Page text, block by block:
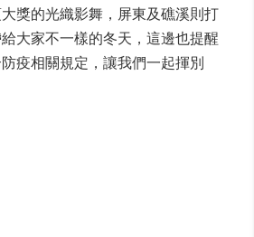
獎的光織影舞，屏東及礁溪則打
大家不一樣的冬天，這邊也提醒
疫相關規定，讓我們一起揮別